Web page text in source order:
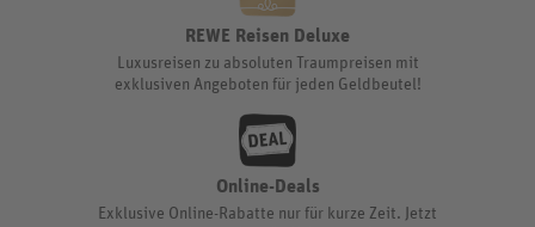
REWE Reisen Deluxe
Luxusreisen zu absoluten Traumpreisen mit
exklusiven Angeboten für jeden Geldbeutel!
Online-Deals
Exklusive Online-Rabatte nur für kurze Zeit. Jetzt